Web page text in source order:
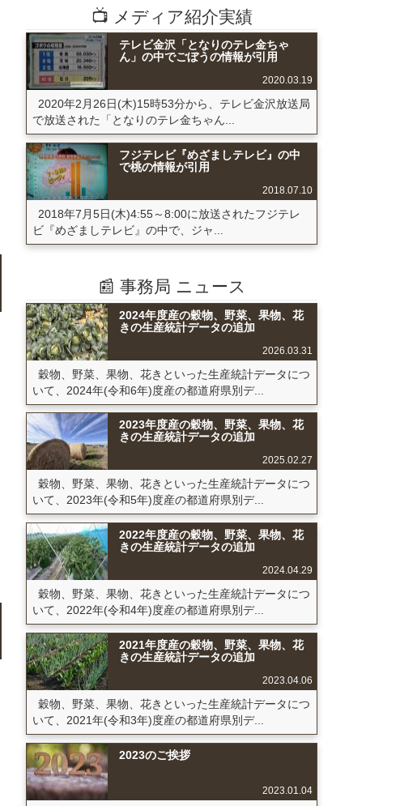
📺 メディア紹介実績
テレビ金沢「となりのテレ金ちゃ
ん」の中でごぼうの情報が引用
2020.03.19
2020年2月26日(木)15時53分から、テレビ金沢放送局
で放送された「となりのテレ金ちゃん...
フジテレビ『めざましテレビ』の中
で桃の情報が引用
2018.07.10
2018年7月5日(木)4:55～8:00に放送されたフジテレ
ビ『めざましテレビ』の中で、ジャ...
📰 事務局 ニュース
2024年度産の穀物、野菜、果物、花
きの生産統計データの追加
2026.03.31
穀物、野菜、果物、花きといった生産統計データにつ
いて、2024年(令和6年)度産の都道府県別デ...
2023年度産の穀物、野菜、果物、花
きの生産統計データの追加
2025.02.27
穀物、野菜、果物、花きといった生産統計データにつ
いて、2023年(令和5年)度産の都道府県別デ...
2022年度産の穀物、野菜、果物、花
きの生産統計データの追加
2024.04.29
穀物、野菜、果物、花きといった生産統計データにつ
いて、2022年(令和4年)度産の都道府県別デ...
2021年度産の穀物、野菜、果物、花
きの生産統計データの追加
2023.04.06
穀物、野菜、果物、花きといった生産統計データにつ
いて、2021年(令和3年)度産の都道府県別デ...
2023のご挨拶
2023.01.04